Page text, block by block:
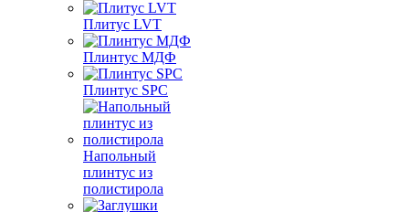
Плитус LVT
Плинтус МДФ
Плинтус SPC
Напольный
плинтус из
полистирола